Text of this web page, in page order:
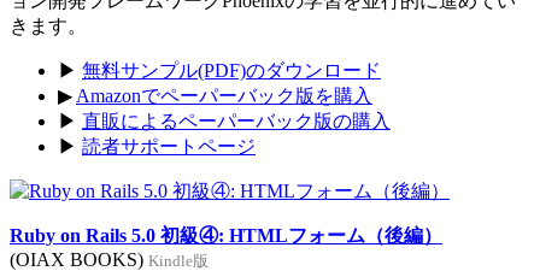
きます。
▶ 無料サンプル(PDF)のダウンロード
▶ Amazonでペーパーバック版を購入
▶ 直販によるペーパーバック版の購入
▶ 読者サポートページ
Ruby on Rails 5.0 初級④: HTMLフォーム（後編）
(OIAX BOOKS) Kindle版